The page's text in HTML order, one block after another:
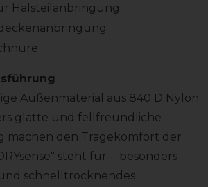
Halsteilanbringung
Außenmaterial aus 840 D Nylon
glatte und fellfreundliche
machen den Tragekomfort der
steht für - besonders
schnelltrocknendes